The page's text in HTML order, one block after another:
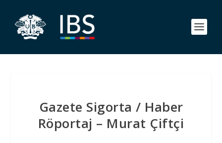
Gazete Sigorta / Haber
Röportaj – Murat Çiftçi